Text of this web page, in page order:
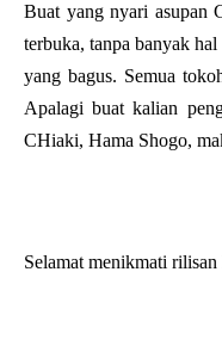
Buat yang nyari asupan
terbuka, tanpa banyak
yang bagus. Semua
Apalagi buat kalian
CHiaki, Hama Shogo,
Selamat menikmati